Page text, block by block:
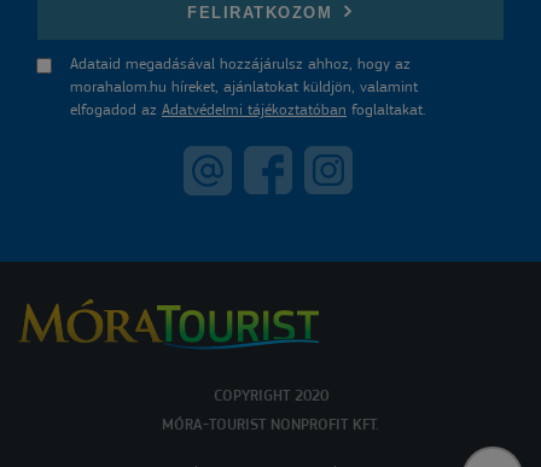
FELIRATKOZOM
Adataid megadásával hozzájárulsz ahhoz, hogy az
morahalom.hu híreket, ajánlatokat küldjön, valamint
elfogadod az Adatvédelmi tájékoztatóban foglaltakat.
COPYRIGHT 2020
MÓRA-TOURIST NONPROFIT KFT.